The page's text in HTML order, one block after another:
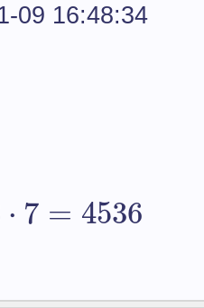
09 16:48:34
⋅ 7 = 4536